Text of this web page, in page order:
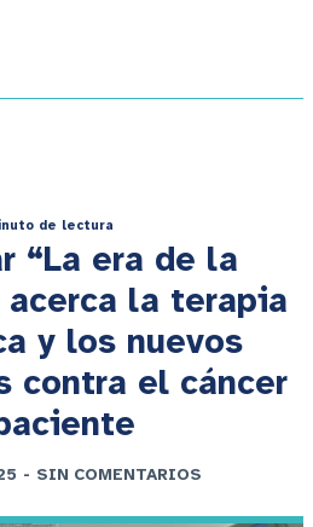
de lectura
“La era de la
la terapia
y los nuevos
contra el cáncer
- SIN COMENTARIOS